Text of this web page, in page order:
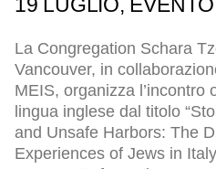
La Congregation Schara
Vancouver, in
MEIS, organizza l’incontro
lingua inglese dal titolo
and Unsafe Harbors: The
Experiences of Jews in